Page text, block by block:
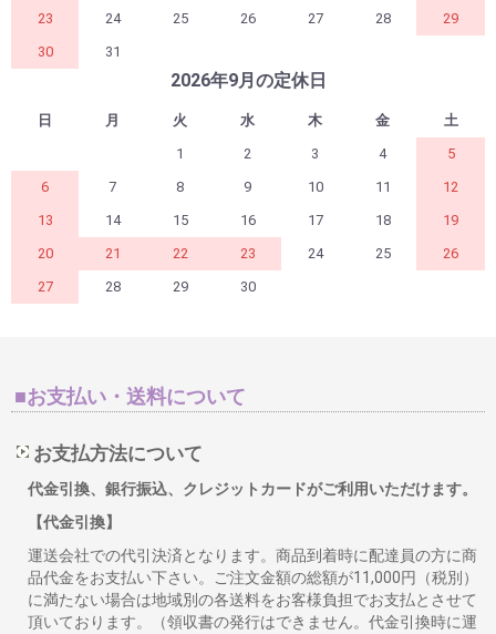
23
24 25 26 27 28
29
30
31
2026年9月の定休日
日 月 火 水 木 金
土
1
2 3 4
5
6
7 8 9 10 11
12
13
14 15 16 17 18
19
20
21 22 23 24 25
26
27
28 29 30
■お支払い・送料について
お支払方法について
代金引換、銀行振込、クレジットカードがご利用いただけます。
【代金引換】
運送会社での代引決済となります。商品到着時に配達員の方に商
品代金をお支払い下さい。ご注文金額の総額が11,000円（税別）
に満たない場合は地域別の各送料をお客様負担でお支払とさせて
頂いております。（領収書の発行はできません。代金引換時に運